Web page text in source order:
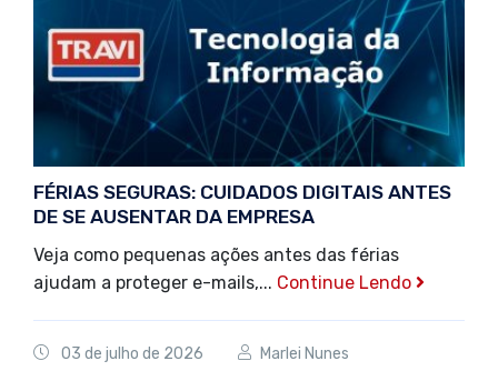
FÉRIAS SEGURAS: CUIDADOS DIGITAIS ANTES
DE SE AUSENTAR DA EMPRESA
Veja como pequenas ações antes das férias
ajudam a proteger e-mails,... Continue Lendo
03 de julho de 2026 Marlei Nunes